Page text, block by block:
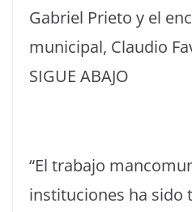
Gabriel Prieto y el
municipal, Claudio
SIGUE ABAJO
“El trabajo
instituciones ha sido